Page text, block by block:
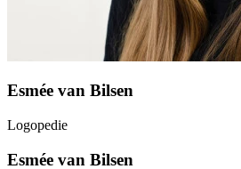
Esmée van Bilsen
Logopedie
Esmée van Bilsen